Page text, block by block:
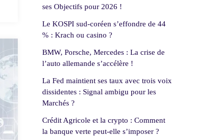
ses Objectifs pour 2026 !
Le KOSPI sud-coréen s’effondre de 44
% : Krach ou casino ?
BMW, Porsche, Mercedes : La crise de
l’auto allemande s’accélère !
La Fed maintient ses taux avec trois voix
dissidentes : Signal ambigu pour les
Marchés ?
Crédit Agricole et la crypto : Comment
la banque verte peut-elle s’imposer ?